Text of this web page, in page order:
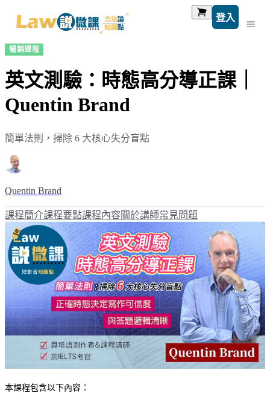
登入
暢銷課程
英文測驗：時態高分導正課｜
Quentin Brand
簡單法則，掃除 6 大核心失分盲點
Quentin Brand
課程簡介課程要點課程內容關於講師常見問題
本課程包含以下內容：